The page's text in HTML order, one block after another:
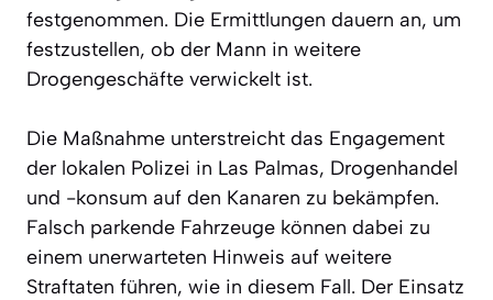
festgenommen. Die Ermittlungen dauern an, um
festzustellen, ob der Mann in weitere
Drogengeschäfte verwickelt ist.
Die Maßnahme unterstreicht das Engagement
der lokalen Polizei in Las Palmas, Drogenhandel
und -konsum auf den Kanaren zu bekämpfen.
Falsch parkende Fahrzeuge können dabei zu
einem unerwarteten Hinweis auf weitere
Straftaten führen, wie in diesem Fall. Der Einsatz